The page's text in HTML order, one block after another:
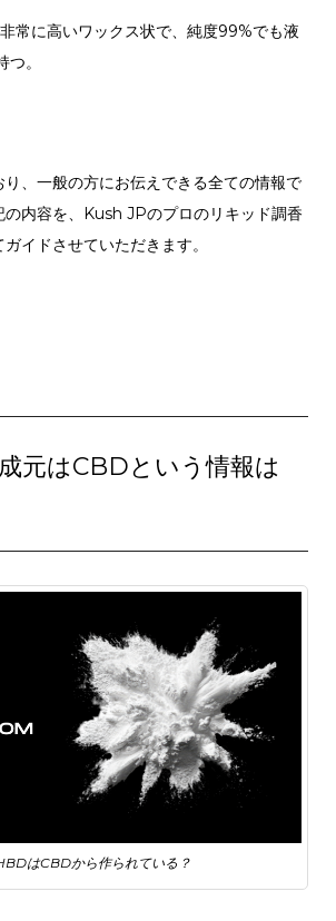
常に高いワックス状で、純度99%でも液
。
、一般の方にお伝えできる全ての情報で
の内容を、Kush JPのプロのリキッド調香
イドさせていただきます。
元はCBDという情報は
はCBDから作られている？